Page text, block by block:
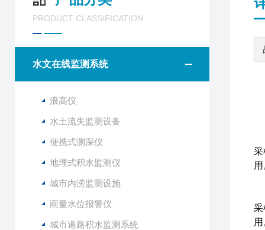
PRODUCT CLASSIFICATION
水文在线监测系统
浪高仪
水土流失监测设备
便携式测深仪
地埋式积水监测仪
城市内涝监测设施
雨量水位报警仪
城市道路积水监测系统
采
采